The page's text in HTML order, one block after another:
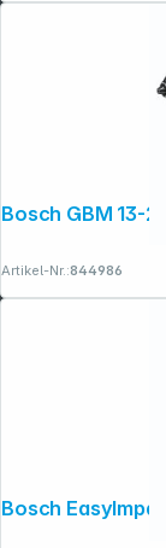
Artikel-Nr.:844986